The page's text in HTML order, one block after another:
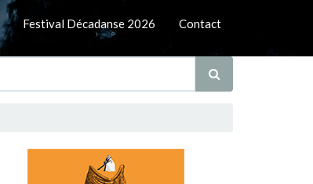
Festival Décadanse 2026 Contact